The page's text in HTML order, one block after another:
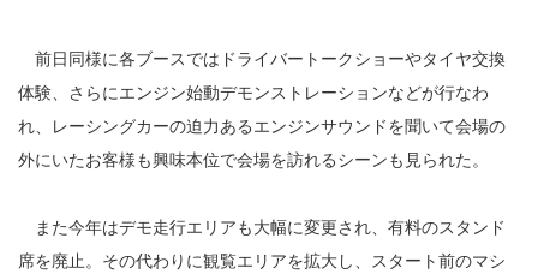
前日同様に各ブースではドライバートークショーやタイヤ交換
体験、さらにエンジン始動デモンストレーションなどが行なわ
れ、レーシングカーの迫力あるエンジンサウンドを聞いて会場の
外にいたお客様も興味本位で会場を訪れるシーンも見られた。
また今年はデモ走行エリアも大幅に変更され、有料のスタンド
席を廃止。その代わりに観覧エリアを拡大し、スタート前のマシ